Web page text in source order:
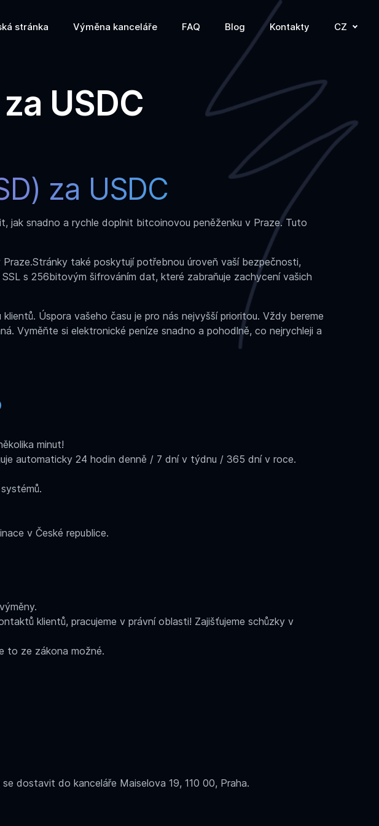
stránka Výměna kanceláře FAQ Blog Kontakty CZ
USDC
za USDC
jak snadno a rychle doplnit bitcoinovou peněženku v Praze. Tuto
Praze.Stránky také poskytují potřebnou úroveň vaší bezpečnosti,
s 256bitovým šifrováním dat, které zabraňuje zachycení vašich
Úspora vašeho času je pro nás nejvyšší prioritou. Vždy bereme
Vyměňte si elektronické peníze snadno a pohodlně, co nejrychleji a
minut!
automaticky 24 hodin denně / 7 dní v týdnu / 365 dní v roce.
v České republice.
klientů, pracujeme v právní oblasti! Zajišťujeme schůzky v
to ze zákona možné.
dostavit do kanceláře Maiselova 19, 110 00, Praha.